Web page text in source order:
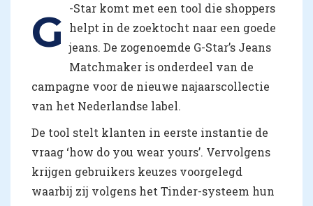
G -Star komt met een tool die shoppers
helpt in de zoektocht naar een goede
jeans. De zogenoemde G-Star’s Jeans
Matchmaker is onderdeel van de
campagne voor de nieuwe najaarscollectie
van het Nederlandse label.
De tool stelt klanten in eerste instantie de
vraag ‘how do you wear yours’. Vervolgens
krijgen gebruikers keuzes voorgelegd
waarbij zij volgens het Tinder-systeem hun